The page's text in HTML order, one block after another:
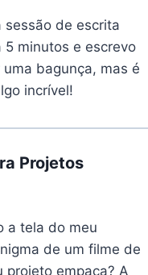
sessão de escrita
5 minutos e escrevo
bagunça, mas é
incrível!
Projetos
a tela do meu
de um filme de
projeto empaca? A